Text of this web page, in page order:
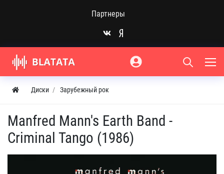
Партнеры
Диски Зарубежный рок
Manfred Mann's Earth Band -
Criminal Tango (1986)